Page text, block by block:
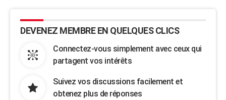
DEVENEZ MEMBRE EN QUELQUES CLICS
Connectez-vous simplement avec ceux qui
partagent vos intérêts
Suivez vos discussions facilement et
obtenez plus de réponses